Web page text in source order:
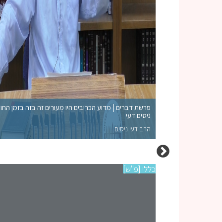
פרשת דברים | מדוע הכרובים היו מְעוּרִים זה בזה בזמן
ניסים דעי
הרב דעי ניסים
כללי [פ"ש]